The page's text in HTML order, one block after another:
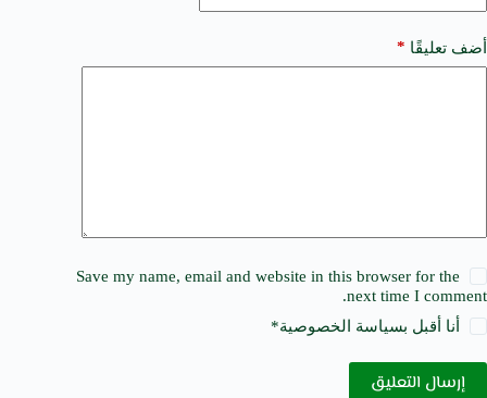
أضف تعليقًا *
Save my name, email and website in this browser for the
next time I comment.
أنا أقبل بسياسة الخصوصية*
إرسال التعليق